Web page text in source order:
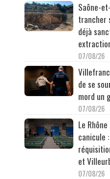
Saône-
trancher
déjà
07/08/26
de se
mord un
07/08/26
Le
canicule
et
07/08/26